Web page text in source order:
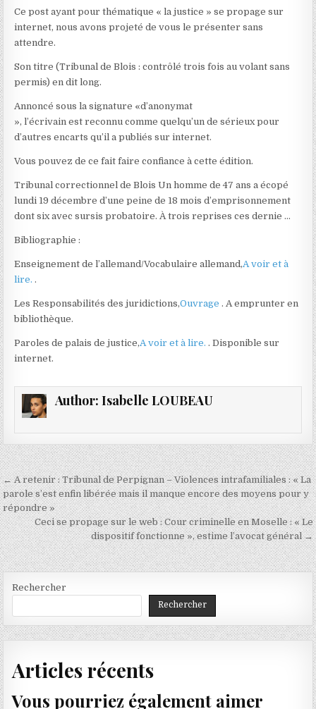
Ce post ayant pour thématique « la justice » se propage sur
internet, nous avons projeté de vous le présenter sans
attendre.
Son titre (Tribunal de Blois : contrôlé trois fois au volant sans
permis) en dit long.
Annoncé sous la signature «d’anonymat
», l’écrivain est reconnu comme quelqu’un de sérieux pour
d’autres encarts qu’il a publiés sur internet.
Vous pouvez de ce fait faire confiance à cette édition.
Tribunal correctionnel de Blois Un homme de 47 ans a écopé
lundi 19 décembre d’une peine de 18 mois d’emprisonnement
dont six avec sursis probatoire. À trois reprises ces dernie …
Bibliographie :
Enseignement de l’allemand/Vocabulaire allemand,A voir et à
lire. .
Les Responsabilités des juridictions,Ouvrage . A emprunter en
bibliothèque.
Paroles de palais de justice,A voir et à lire. . Disponible sur
internet.
Author: Isabelle LOUBEAU
Navigation
de
l’article
← A retenir : Tribunal de Perpignan – Violences intrafamiliales : « La
parole s’est enfin libérée mais il manque encore des moyens pour y
répondre »
Ceci se propage sur le web : Cour criminelle en Moselle : « Le
dispositif fonctionne », estime l’avocat général →
Rechercher
Rechercher
Articles récents
Vous pourriez également aimer